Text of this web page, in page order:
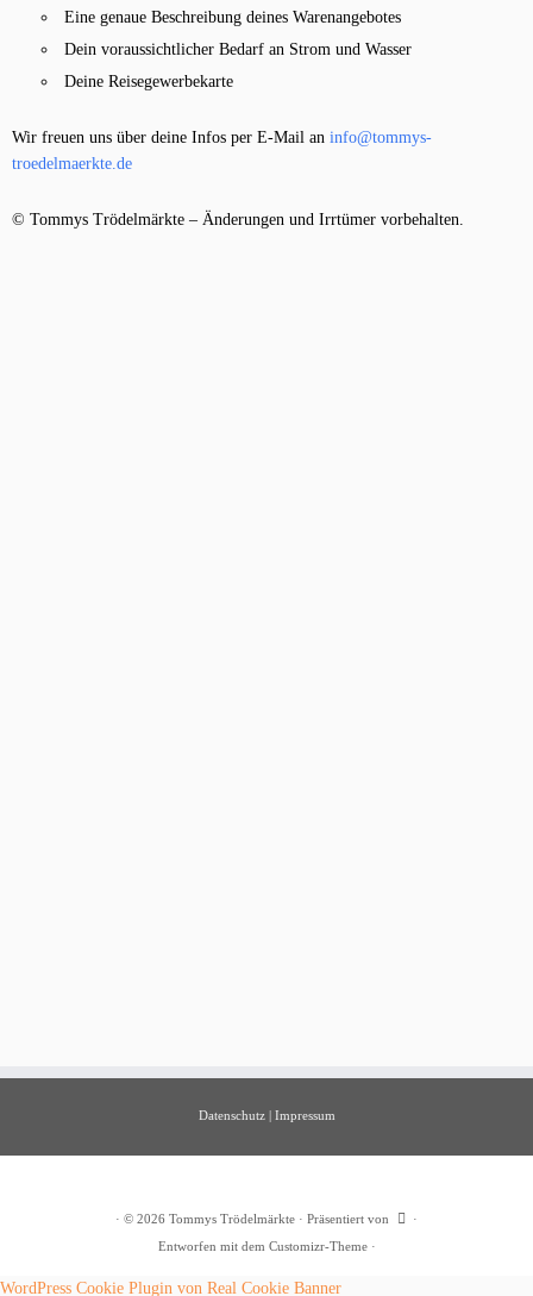
Eine genaue Beschreibung deines Warenangebotes
Dein voraussichtlicher Bedarf an Strom und Wasser
Deine Reisegewerbekarte
Wir freuen uns über deine Infos per E-Mail an info@tommys-
troedelmaerkte.de
© Tommys Trödelmärkte – Änderungen und Irrtümer vorbehalten.
Datenschutz| Impressum
· © 2026 Tommys Trödelmärkte · Präsentiert von
·
Entworfen mit dem Customizr-Theme·
WordPress Cookie Plugin von Real Cookie Banner